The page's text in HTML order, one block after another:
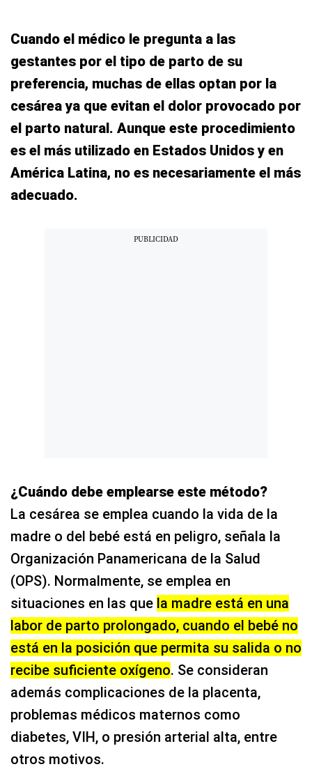
Cuando el médico le pregunta a las
gestantes por el tipo de parto de su
preferencia, muchas de ellas optan por la
cesárea ya que evitan el dolor provocado por
el parto natural. Aunque este procedimiento
es el más utilizado en Estados Unidos y en
América Latina, no es necesariamente el más
adecuado.
¿Cuándo debe emplearse este método?
La cesárea se emplea cuando la vida de la
madre o del bebé está en peligro, señala la
Organización Panamericana de la Salud
(OPS). Normalmente, se emplea en
situaciones en las que la madre está en una
labor de parto prolongado, cuando el bebé no
está en la posición que permita su salida o no
recibe suficiente oxígeno. Se consideran
además complicaciones de la placenta,
problemas médicos maternos como
diabetes, VIH, o presión arterial alta, entre
otros motivos.